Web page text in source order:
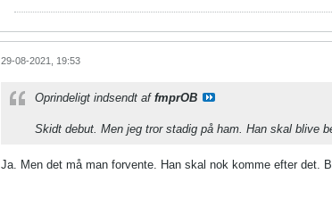
29-08-2021, 19:53
Oprindeligt indsendt af fmprOB
Skidt debut. Men jeg tror stadig på ham. Han skal blive
Ja. Men det må man forvente. Han skal nok komme efter det.